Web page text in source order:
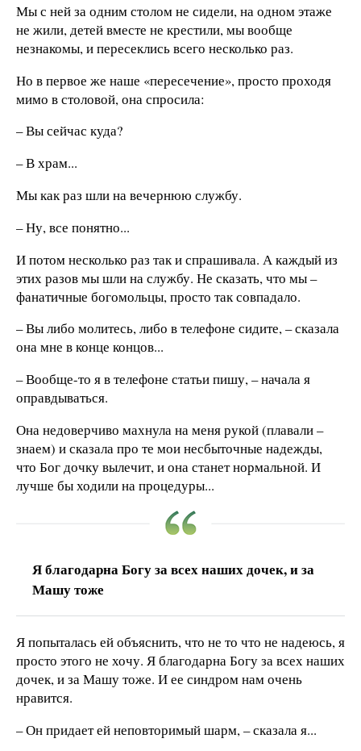
Мы с ней за одним столом не сидели, на одном этаже
не жили, детей вместе не крестили, мы вообще
незнакомы, и пересеклись всего несколько раз.
Но в первое же наше «пересечение», просто проходя
мимо в столовой, она спросила:
– Вы сейчас куда?
– В храм...
Мы как раз шли на вечернюю службу.
– Ну, все понятно...
И потом несколько раз так и спрашивала. А каждый из
этих разов мы шли на службу. Не сказать, что мы –
фанатичные богомольцы, просто так совпадало.
– Вы либо молитесь, либо в телефоне сидите, – сказала
она мне в конце концов...
– Вообще-то я в телефоне статьи пишу, – начала я
оправдываться.
Она недоверчиво махнула на меня рукой (плавали –
знаем) и сказала про те мои несбыточные надежды,
что Бог дочку вылечит, и она станет нормальной. И
лучше бы ходили на процедуры...
Я благодарна Богу за всех наших дочек, и за
Машу тоже
Я попыталась ей объяснить, что не то что не надеюсь, я
просто этого не хочу. Я благодарна Богу за всех наших
дочек, и за Машу тоже. И ее синдром нам очень
нравится.
– Он придает ей неповторимый шарм, – сказала я...